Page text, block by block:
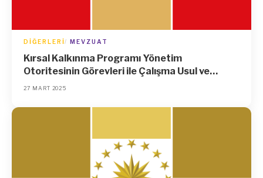
DIĞERLERI MEVZUAT
Kırsal Kalkınma Programı Yönetim
Otoritesinin Görevleri ile Çalışma Usul ve
Esasları Hakkında Yönetmelik
27 MART 2025